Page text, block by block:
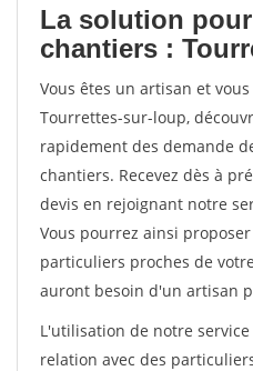
La solution
chantiers :
Vous êtes un artisan et
Tourrettes-sur-loup,
rapidement des demande
chantiers. Recevez dès à
devis en rejoignant notre
Vous pourrez ainsi
particuliers proches de
auront besoin d'un artisan
L'utilisation de notre
relation avec des